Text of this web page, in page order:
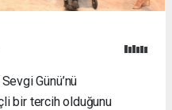
Günü’nü
bir tercih olduğunu